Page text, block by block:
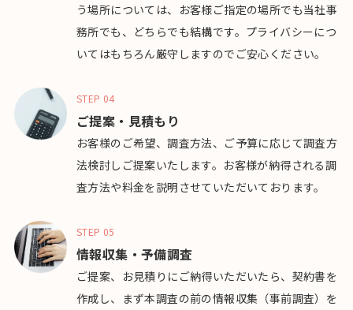
う場所については、お客様ご指定の場所でも当社事
務所でも、どちらでも結構です。プライバシーにつ
いてはもちろん厳守しますのでご安心ください。
STEP 04
ご提案・見積もり
お客様のご希望、調査方法、ご予算に応じて調査方
法検討しご提案いたします。お客様が納得される調
査方法や料金を説明させていただいております。
STEP 05
情報収集・予備調査
ご提案、お見積りにご納得いただいたら、契約書を
作成し、まず本調査の前の情報収集（事前調査）を